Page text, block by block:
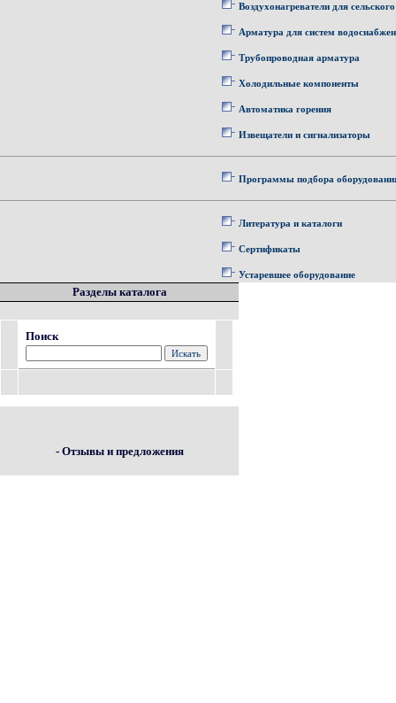
Воздухонагреватели для
Арматура для систем
Трубопроводная арматура
Холодильные компоненты
Автоматика горения
Извещатели и сигнализаторы
Программы подбора
Литература и каталоги
Сертификаты
Устаревшее оборудование
Разделы каталога
Поиск
- Отзывы и предложения